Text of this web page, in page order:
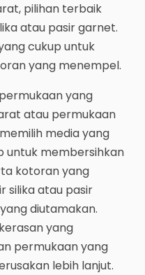
pilihan terbaik
atau pasir garnet.
cukup untuk
yang menempel.
yang
atau permukaan
media yang
untuk membersihkan
kotoran yang
silika atau pasir
diutamakan.
yang
permukaan yang
lebih lanjut.